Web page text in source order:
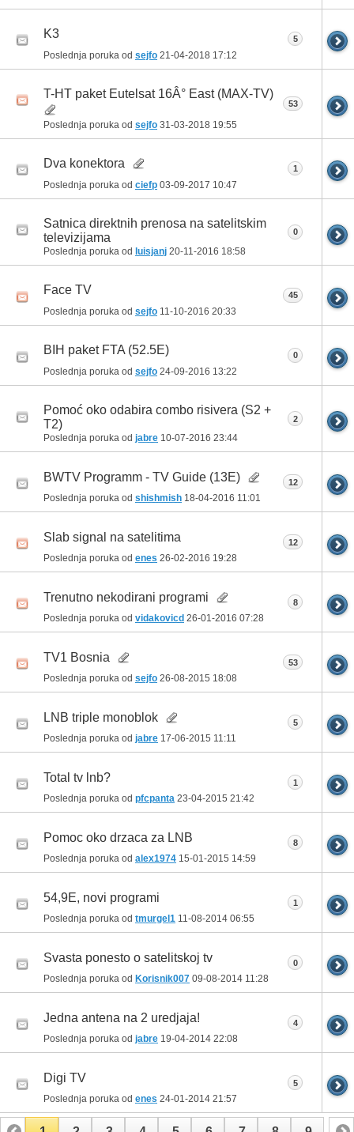
K3
Poslednja poruka od sejfo 21-04-2018 17:12
5
T-HT paket Eutelsat 16Â° East (MAX-TV)
Poslednja poruka od sejfo 31-03-2018 19:55
53
Dva konektora
Poslednja poruka od ciefp 03-09-2017 10:47
1
Satnica direktnih prenosa na satelitskim
televizijama
Poslednja poruka od luisjanj 20-11-2016 18:58
0
Face TV
Poslednja poruka od sejfo 11-10-2016 20:33
45
BIH paket FTA (52.5E)
Poslednja poruka od sejfo 24-09-2016 13:22
0
Pomoć oko odabira combo risivera (S2 +
T2)
Poslednja poruka od jabre 10-07-2016 23:44
2
BWTV Programm - TV Guide (13E)
Poslednja poruka od shishmish 18-04-2016 11:01
12
Slab signal na satelitima
Poslednja poruka od enes 26-02-2016 19:28
12
Trenutno nekodirani programi
Poslednja poruka od vidakovicd 26-01-2016 07:28
8
TV1 Bosnia
Poslednja poruka od sejfo 26-08-2015 18:08
53
LNB triple monoblok
Poslednja poruka od jabre 17-06-2015 11:11
5
Total tv lnb?
Poslednja poruka od pfcpanta 23-04-2015 21:42
1
Pomoc oko drzaca za LNB
Poslednja poruka od alex1974 15-01-2015 14:59
8
54,9E, novi programi
Poslednja poruka od tmurgel1 11-08-2014 06:55
1
Svasta ponesto o satelitskoj tv
Poslednja poruka od Korisnik007 09-08-2014 11:28
0
Jedna antena na 2 uredjaja!
Poslednja poruka od jabre 19-04-2014 22:08
4
Digi TV
Poslednja poruka od enes 24-01-2014 21:57
5